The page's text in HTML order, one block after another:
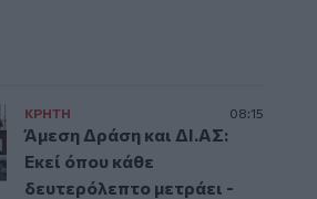
ΚΡΗΤΗ 08:15
Άμεση Δράση και ΔΙ.ΑΣ:
Εκεί όπου κάθε
δευτερόλεπτο μετράει -